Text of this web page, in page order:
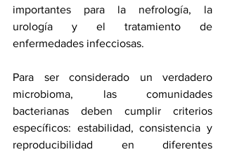
importantes para la nefrología, la
urología y el tratamiento de
enfermedades infecciosas.
Para ser considerado un verdadero
microbioma, las comunidades
bacterianas deben cumplir criterios
específicos: estabilidad, consistencia y
reproducibilidad en diferentes